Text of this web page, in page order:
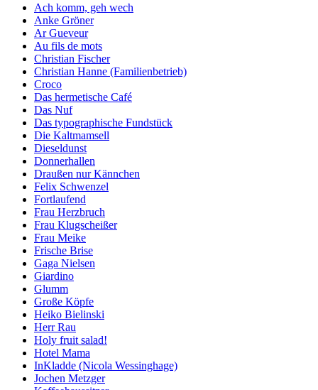
Ach komm, geh wech
Anke Gröner
Ar Gueveur
Au fils de mots
Christian Fischer
Christian Hanne (Familienbetrieb)
Croco
Das hermetische Café
Das Nuf
Das typographische Fundstück
Die Kaltmamsell
Dieseldunst
Donnerhallen
Draußen nur Kännchen
Felix Schwenzel
Fortlaufend
Frau Herzbruch
Frau Klugscheißer
Frau Meike
Frische Brise
Gaga Nielsen
Giardino
Glumm
Große Köpfe
Heiko Bielinski
Herr Rau
Holy fruit salad!
Hotel Mama
InKladde (Nicola Wessinghage)
Jochen Metzger